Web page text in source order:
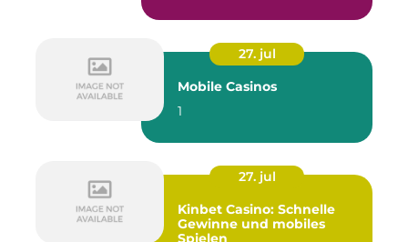
27. jul
Mobile Casinos
1
27. jul
Kinbet Casino: Schnelle
Gewinne und mobiles
Spielen